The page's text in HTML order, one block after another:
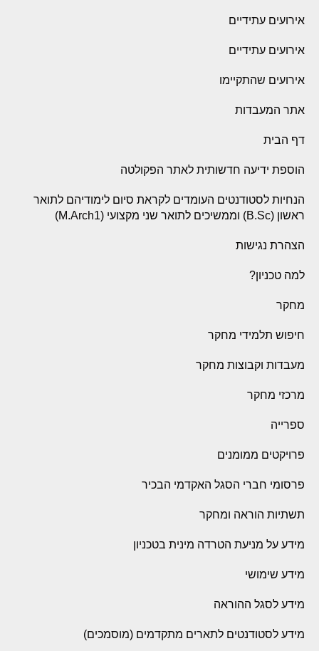
אירועים עתידיים
אירועים עתידיים
אירועים שהתקיימו
אתר המעבדות
דף הבית
הוספת ידיעה חדשותית לאתר הפקולטה
הנחיות לסטודנטים העומדים לקראת סיום לימודיהם לתואר
ראשון (B.Sc) וממשיכים לתואר שני מקצועי (M.Arch1)
הצהרת נגישות
למה טכניון?
מחקר
חיפוש תלמידי מחקר
מעבדות וקבוצות מחקר
מרכזי מחקר
ספרייה
פרויקטים ממומנים
פרסומי חברי הסגל האקדמי הבכיר
תשתיות הוראה ומחקר
מידע על מניעת הטרדה מינית בטכניון
מידע שימושי
מידע לסגל ההוראה
מידע לסטודנטים לתארים מתקדמים (מוסמכים)